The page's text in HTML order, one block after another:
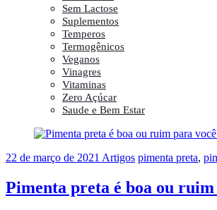
Sem Lactose
Suplementos
Temperos
Termogênicos
Veganos
Vinagres
Vitaminas
Zero Açúcar
Saude e Bem Estar
22 de março de 2021 Artigos pimenta preta,
Pimenta preta é boa ou ruim